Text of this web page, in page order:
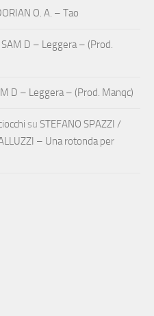
O. A. – Tao
SAM D – Leggera – (Prod.
D – Leggera – (Prod. Manqc)
su STEFANO SPAZZI /
– Una rotonda per